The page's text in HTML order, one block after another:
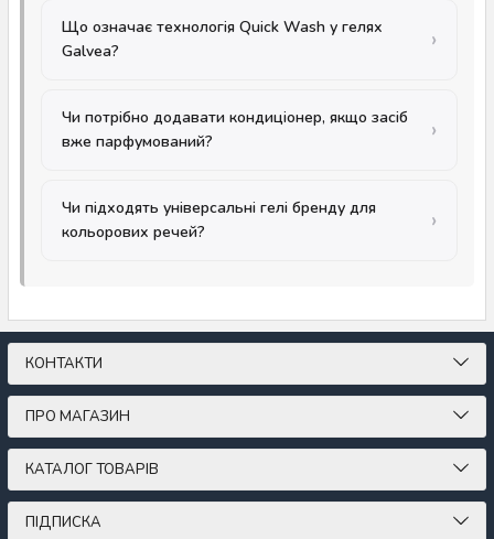
Що означає технологія Quick Wash у гелях
Galvea?
Чи потрібно додавати кондиціонер, якщо засіб
вже парфумований?
Чи підходять універсальні гелі бренду для
кольорових речей?
КОНТАКТИ
ПРО МАГАЗИН
КАТАЛОГ ТОВАРІВ
ПІДПИСКА